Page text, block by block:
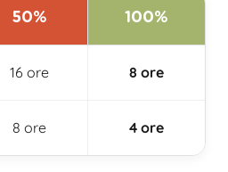
50% 100%
16 ore 8 ore
8 ore 4 ore